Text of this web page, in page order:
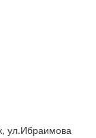
ул.Ибраимова